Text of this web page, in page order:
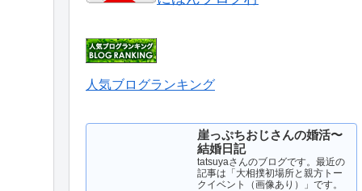
人気ブログランキング
崖っぷちおじさんの婚活〜
結婚日記
tatsuyaさんのブログです。最近の
記事は「大相撲初場所と親方トー
クイベント（画像あり）」です。